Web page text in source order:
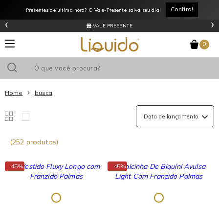
Presentes de última hora? O Vale-Presente salva seu dia! Confira!
VALE PRESENTE
‹ ›
0
Home busca
(252 produtos)
45% 45%